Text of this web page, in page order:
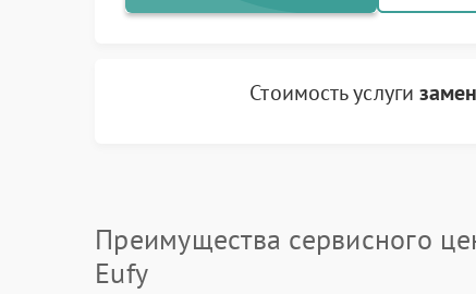
Стоимость услуги
Преимущества сервисного
Eufy